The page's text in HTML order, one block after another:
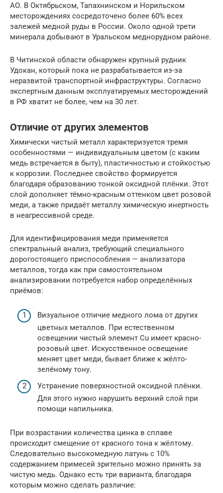
АО. В Октябрьском, Тапахнинском и Норильском
месторождениях сосредоточено более 60% всех
залежей медной руды в России. Около одной трети
минерала добывают в Уральском меднорудном районе.
В Читинской области обнаружен крупный рудник
Удокан, который пока не разрабатывается из-за
неразвитой транспортной инфраструктуры. Согласно
экспертным данным эксплуатируемых месторождений
в РФ хватит не более, чем на 30 лет.
Отличие от других элементов
Химически чистый металл характеризуется тремя
особенностями — индивидуальным цветом (с каким
медь встречается в быту), пластичностью и стойкостью
к коррозии. Последнее свойство формируется
благодаря образованию тонкой оксидной плёнки. Этот
слой дополняет тёмно-красным оттенком цвет розовой
меди, а также придаёт металлу химическую инертность
в неагрессивной среде.
Для идентифицирования меди применяется
спектральный анализ, требующий специального
дорогостоящего приспособления — анализатора
металлов, тогда как при самостоятельном
анализировании потребуется набор определённых
приёмов:
Визуальное отличие медного лома от других
цветных металлов. При естественном
освещении чистый элемент Cu имеет красно-
розовый цвет. Искусственное освещение
меняет цвет меди, бывает ближе к жёлто-
зелёному тону.
Устранение поверхностной оксидной плёнки.
Для этого нужно нарушить верхний слой при
помощи напильника.
При возрастании количества цинка в сплаве
происходит смещение от красного тона к жёлтому.
Следовательно высокомедную латунь с 10%
содержанием примесей зрительно можно принять за
чистую медь. Однако есть три варианта, благодаря
которым можно сделать различие: